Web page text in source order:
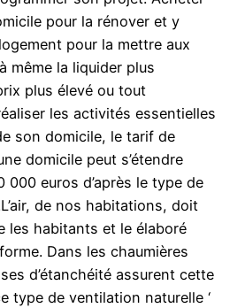
pour la rénover et y
pour la mettre aux
même la liquider plus
plus élevé ou tout
les activités essentielles
son domicile, le tarif de
domicile peut s’étendre
euros d’après le type de
de nos habitations, doit
les habitants et le élaboré
Dans les chaumières
d’étanchéité assurent cette
type de ventilation naturelle ‘